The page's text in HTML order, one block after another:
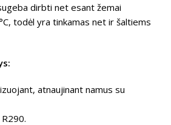
dirbti net esant žemai
todėl yra tinkamas net ir šaltiems
atnaujinant namus su